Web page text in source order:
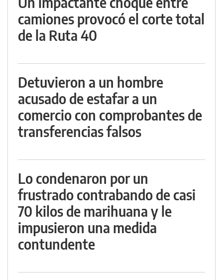
camiones provocó el corte total
de la Ruta 40
Detuvieron a un hombre
acusado de estafar a un
comercio con comprobantes de
transferencias falsos
Lo condenaron por un
frustrado contrabando de casi
70 kilos de marihuana y le
impusieron una medida
contundente